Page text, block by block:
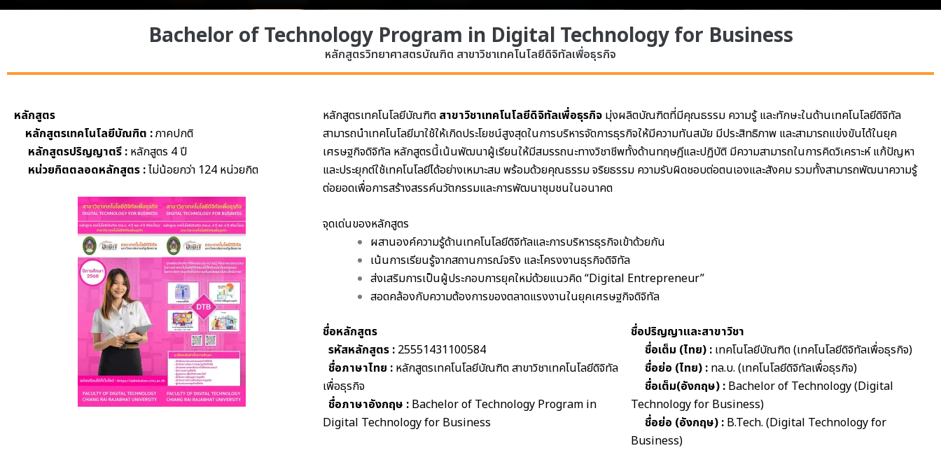
Bachelor of Technology Program in Digital Technology for Business
หลักสูตรวิทยาศาสตรบัณฑิต สาขาวิชาเทคโนโลยีดิจิทัลเพื่อธุรกิจ
หลักสูตร
หลักสูตรเทคโนโลยีบัณฑิต :ภาคปกติ
หลักสูตรปริญญาตรี : หลักสูตร 4 ปี
หน่วยกิตตลอดหลักสูตร :ไม่น้อยกว่า 124 หน่วยกิต
หลักสูตรเทคโนโลยีบัณฑิต สาขาวิชาเทคโนโลยีดิจิทัลเพื่อธุรกิจ มุ่งผลิตบัณฑิตที่มีคุณธรรม ความรู้ และทักษะในด้านเทคโนโลยีดิจิทัล
สามารถนำเทคโนโลยีมาใช้ให้เกิดประโยชน์สูงสุดในการบริหารจัดการธุรกิจให้มีความทันสมัย มีประสิทธิภาพ และสามารถแข่งขันได้ในยุค
เศรษฐกิจดิจิทัล หลักสูตรนี้เน้นพัฒนาผู้เรียนให้มีสมรรถนะทางวิชาชีพทั้งด้านทฤษฎีและปฏิบัติ มีความสามารถในการคิดวิเคราะห์ แก้ปัญหา
และประยุกต์ใช้เทคโนโลยีได้อย่างเหมาะสม พร้อมด้วยคุณธรรม จริยธรรม ความรับผิดชอบต่อตนเองและสังคม รวมทั้งสามารถพัฒนาความรู้
ต่อยอดเพื่อการสร้างสรรค์นวัตกรรมและการพัฒนาชุมชนในอนาคต
จุดเด่นของหลักสูตร
ผสานองค์ความรู้ด้านเทคโนโลยีดิจิทัลและการบริหารธุรกิจเข้าด้วยกัน
เน้นการเรียนรู้จากสถานการณ์จริง และโครงงานธุรกิจดิจิทัล
ส่งเสริมการเป็นผู้ประกอบการยุคใหม่ด้วยแนวคิด “Digital Entrepreneur”
สอดคล้องกับความต้องการของตลาดแรงงานในยุคเศรษฐกิจดิจิทัล
ชื่อหลักสูตร
รหัสหลักสูตร : 25551431100584
ชื่อภาษาไทย : หลักสูตรเทคโนโลยีบัณฑิต สาขาวิชาเทคโนโลยีดิจิทัล
เพื่อธุรกิจ
ชื่อภาษาอังกฤษ : Bachelor of Technology Program in
Digital Technology for Business
ชื่อปริญญาและสาขาวิชา
ชื่อเต็ม (ไทย) :เทคโนโลยีบัณฑิต (เทคโนโลยีดิจิทัลเพื่อธุรกิจ)
ชื่อย่อ (ไทย) :ทล.บ. (เทคโนโลยีดิจิทัลเพื่อธุรกิจ)
ชื่อเต็ม(อังกฤษ) :Bachelor of Technology (Digital
Technology for Business)
ชื่อย่อ (อังกฤษ) :B.Tech. (Digital Technology for
Business)